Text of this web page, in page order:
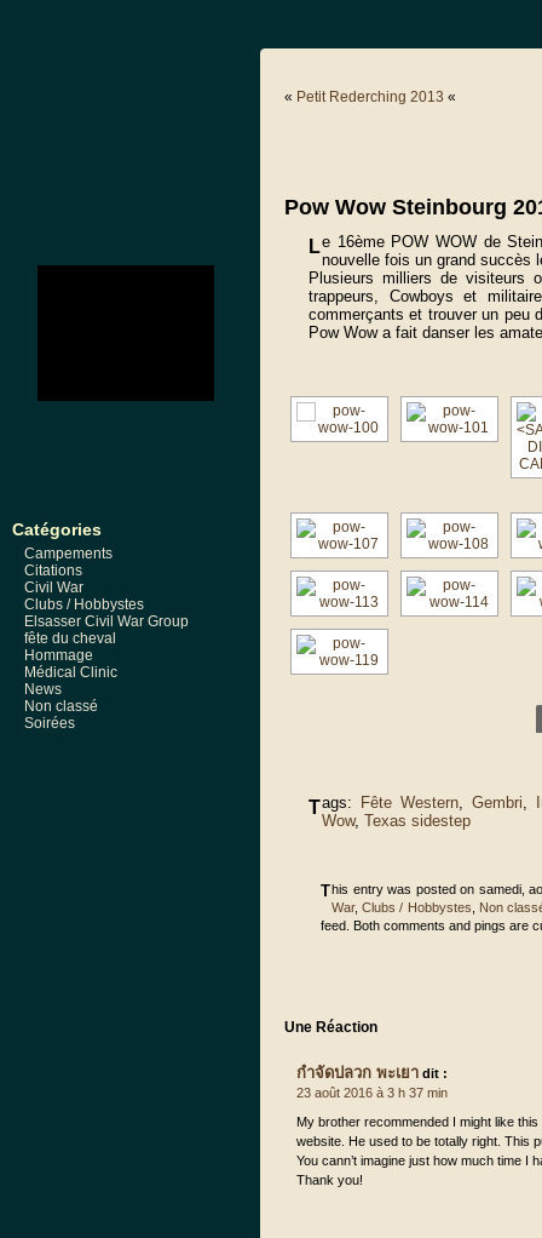
Catégories
Campements
Citations
Civil War
Clubs / Hobbystes
Elsasser Civil War Group
fête du cheval
Hommage
Médical Clinic
News
Non classé
Soirées
« Petit Rederching 2013 «
Pow Wow Steinbourg
Le 16ème POW WOW de
nouvelle fois un grand succès
Plusieurs milliers de visiteurs
trappeurs, Cowboys et
commerçants et trouver un peu
Pow Wow a fait danser les
Tags: Fête Western, Gembri,
Wow, Texas sidestep
This entry was posted on samedi,
War,Clubs / Hobbystes
Non
feed. Both comments and pings are
Une Réaction
กําจัดปลวก พะเยา dit :
23 août 2016 à 3 h 37 min
My brother recommended I might like this
website. He used to be totally right. This
You cann’t imagine just how much time I
Thank you!